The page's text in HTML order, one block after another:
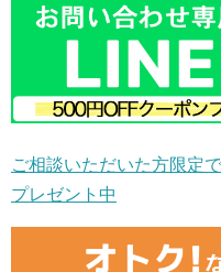
ご相談いただいた方限定
プレゼント中